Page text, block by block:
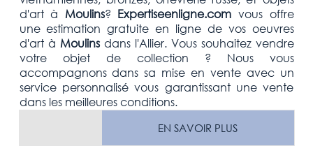
d'artà Moulins? Expertiseenligne.com vous offre
une estimationgratuite en ligne de vos oeuvres
d'art à Moulinsdans l'Allier. Vous souhaitez vendre
votreobjet de collection ? Nous vous
accompagnons dans sa mise en vente avec un
service personnalisé vous garantissant une vente
dans les meilleures conditions.
EN SAVOIR PLUS